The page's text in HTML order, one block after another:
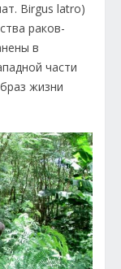
Birgus latro)
раков-
в
части
жизни